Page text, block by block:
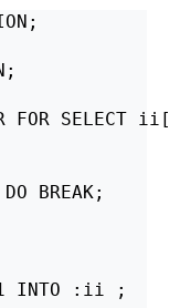
FOR
BREAK;
INTO :ii ;